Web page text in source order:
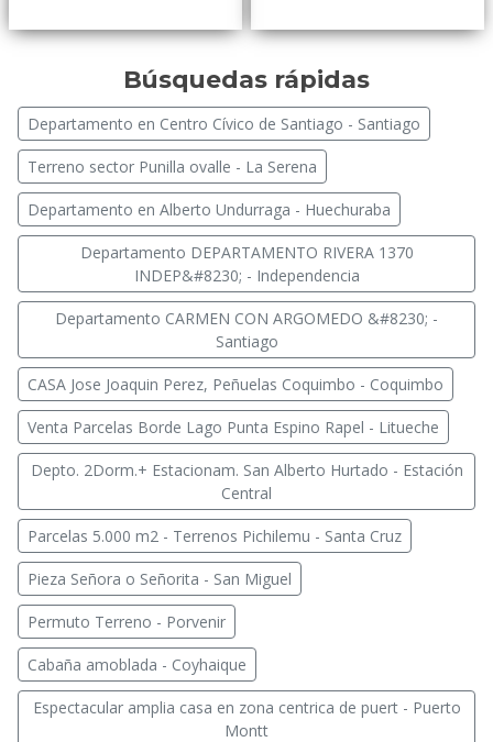
Búsquedas rápidas
Departamento en Centro Cívico de Santiago - Santiago
Terreno sector Punilla ovalle - La Serena
Departamento en Alberto Undurraga - Huechuraba
Departamento DEPARTAMENTO RIVERA 1370
INDEP&#8230; - Independencia
Departamento CARMEN CON ARGOMEDO &#8230; -
Santiago
CASA Jose Joaquin Perez, Peñuelas Coquimbo - Coquimbo
Venta Parcelas Borde Lago Punta Espino Rapel - Litueche
Depto. 2Dorm.+ Estacionam. San Alberto Hurtado - Estación
Central
Parcelas 5.000 m2 - Terrenos Pichilemu - Santa Cruz
Pieza Señora o Señorita - San Miguel
Permuto Terreno - Porvenir
Cabaña amoblada - Coyhaique
Espectacular amplia casa en zona centrica de puert - Puerto
Montt